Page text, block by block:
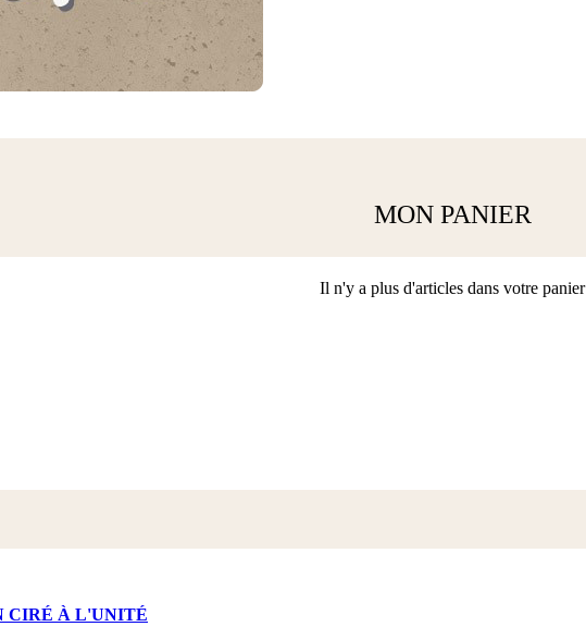
MON PANIER
Il n'y a plus d'articles dans votre panier
CIRÉ À L'UNITÉ